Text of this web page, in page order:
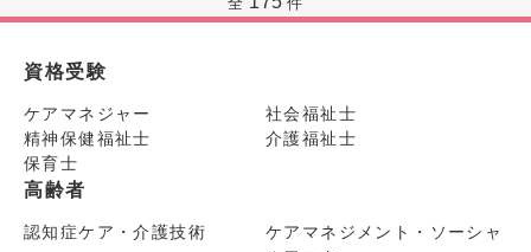
資格受験
ケアマネジャー
社会福祉士
精神保健福祉士
介護福祉士
保育士
高齢者
認知症ケア・介護技術
ケアマネジメント・ソーシャ